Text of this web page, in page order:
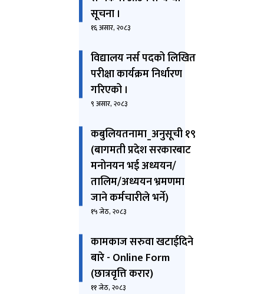
सूचना ।
१६ असार, २०८३
विद्यालय नर्स पदको लिखित
परीक्षा कार्यक्रम निर्धारण
गरिएको ।
९ असार, २०८३
कबुलियतनामा_अनुसूची १९
(बागमती प्रदेश सरकारबाट
मनोनयन भई अध्ययन/
तालिम/अध्ययन भ्रमणमा
जाने कर्मचारीले भर्ने)
१५ जेठ, २०८३
कामकाज सरुवा खटाईदिने
बारे - Online Form
(छात्रवृत्ति करार)
११ जेठ, २०८३